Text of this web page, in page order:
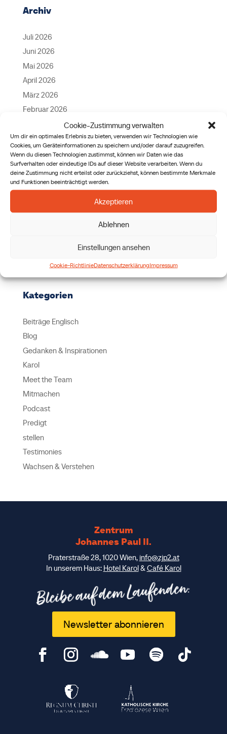
Cookie-Zustimmung verwalten
Um dir ein optimales Erlebnis zu bieten, verwenden wir Technologien wie
Cookies, um Geräteinformationen zu speichern und/oder darauf zuzugreifen.
Wenn du diesen Technologien zustimmst, können wir Daten wie das
Surfverhalten oder eindeutige IDs auf dieser Website verarbeiten. Wenn du
deine Zustimmung nicht erteilst oder zurückziehst, können bestimmte Merkmale
und Funktionen beeinträchtigt werden.
Akzeptieren
Ablehnen
Einstellungen ansehen
Cookie-RichtlinieDatenschutzerklärungImpressum
Archiv
Juli 2026
Juni 2026
Mai 2026
April 2026
März 2026
Februar 2026
Dezember 2025
November 2025
Oktober 2025
September 2025
April 2025
März 2024
Kategorien
Beiträge Englisch
Blog
Gedanken & Inspirationen
Karol
Meet the Team
Mitmachen
Podcast
Predigt
stellen
Testimonies
Wachsen & Verstehen
Zentrum
Johannes Paul II.
Praterstraße 28, 1020 Wien, info@zjp2.at
In unserem Haus: Hotel Karol&Café Karol
Bleibe auf dem Laufenden:
Newsletter abonnieren